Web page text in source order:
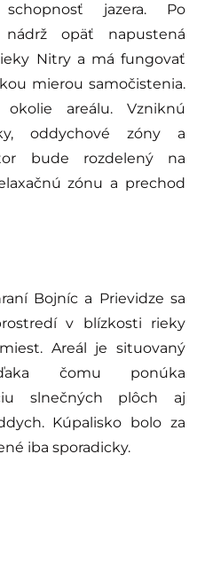
jazera. Po
opäť napustená
Nitry a má fungovať
mierou samočistenia.
areálu. Vzniknú
oddychové zóny a
bude rozdelený na
zónu a prechod
Bojníc a Prievidze sa
v blízkosti rieky
Areál je situovaný
čomu ponúka
slnečných plôch aj
Kúpalisko bolo za
iba sporadicky.